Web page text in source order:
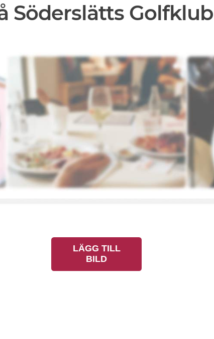
Söderslätts
LÄGG TILL
BILD